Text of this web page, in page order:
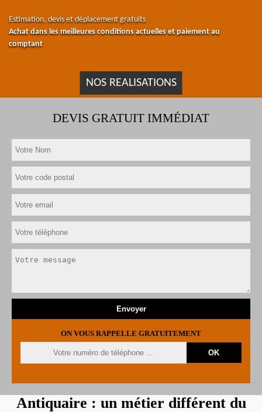
Estimation, devis et déplacement gratuits
Achat dans les meilleures conditions actuelles et paiement au
comptant
NOS REALISATIONS
DEVIS GRATUIT IMMÉDIAT
ON VOUS RAPPELLE GRATUITEMENT
Antiquaire : un métier différent du